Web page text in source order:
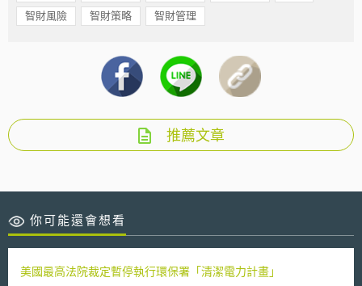
智財風險
智財策略 智財管理
推薦文章
你可能還會想看
美國最高法院裁定暫停執行環保署「清潔電力計畫」